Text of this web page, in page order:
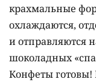
крахмальные
охлаждаются,
и отправляются
шоколадных
Конфеты